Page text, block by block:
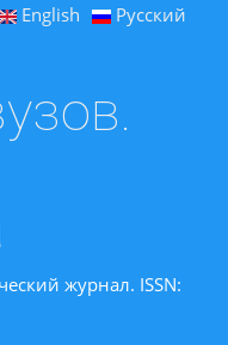
English Русский
журнал. ISSN: